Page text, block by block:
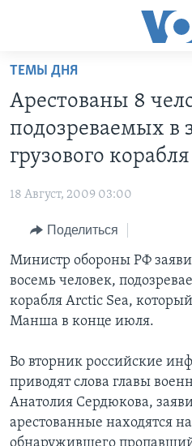
Перейти
основной
контент
основной
навигации
Перейти
поиск
ПРОГРАММЫ
ИТОГИ
ПОЧЕМУ ЭТО ВАЖНО?
ДИСКУССИЯ VOA
ДЕТАЛИ
НЬЮ-ЙОРК NEW YORK
ПРОЕКТЫ
НАША АМЕРИКАНСКАЯ
А КАК В АМЕРИКЕ?
АРТЕФАКТЫ
АМЕРИКАНСКИЕ ГОРОДКИ
ТЕСТЫ
ИНТЕРВЬЮ
ФАКТЫ ПРОТИВ ФЕЙКОВ
ЗА СВОБОДУ ПРЕССЫ
УЧИМ АНГЛИЙСКИЙ
ВИДЕО
Learning English
СОЦИАЛЬНЫЕ СЕТИ
ТЕМЫ ДНЯ
Арестованы 8
подозреваемых в
грузового
18 Август, 2009 03:00
Поделиться
Министр обороны РФ
восемь человек,
корабля Arctic Sea,
Манша в конце июля.
Во вторник российские
приводят слова главы
Анатолия Сердюкова,
арестованные находятся